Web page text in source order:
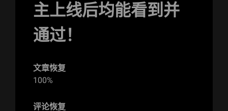
主上线后均能看到并
通过！
文章恢复
100%
评论恢复